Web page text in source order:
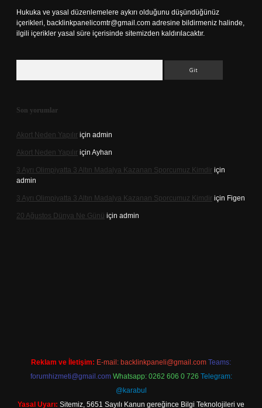
Hukuka ve yasal düzenlemelere aykırı olduğunu düşündüğünüz
içerikleri, backlinkpanelicomtr@gmail.com adresine bildirmeniz halinde,
ilgili içerikler yasal süre içerisinde sitemizden kaldırılacaktır.
Son yorumlar
Akort Neden Yapılır için admin
Akort Neden Yapılır için Ayhan
3 Ayrı Olimpiyatta 3 Altın Madalya Kazanan Sporcumuz Kimdir için
admin
3 Ayrı Olimpiyatta 3 Altın Madalya Kazanan Sporcumuz Kimdir için Figen
20 Ağustos Dünya Ne Günü için admin
Reklam ve İletişim: E-mail: backlinkpaneli@gmail.com Teams:
forumhizmeti@gmail.com Whatsapp: 0262 606 0 726 Telegram:
@karabul
Yasal Uyarı: Sitemiz, 5651 Sayılı Kanun gereğince Bilgi Teknolojileri ve